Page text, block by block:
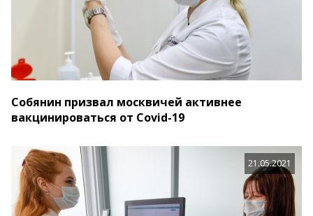
Собянин призвал москвичей активнее
вакцинироваться от Covid-19
21.05.2021